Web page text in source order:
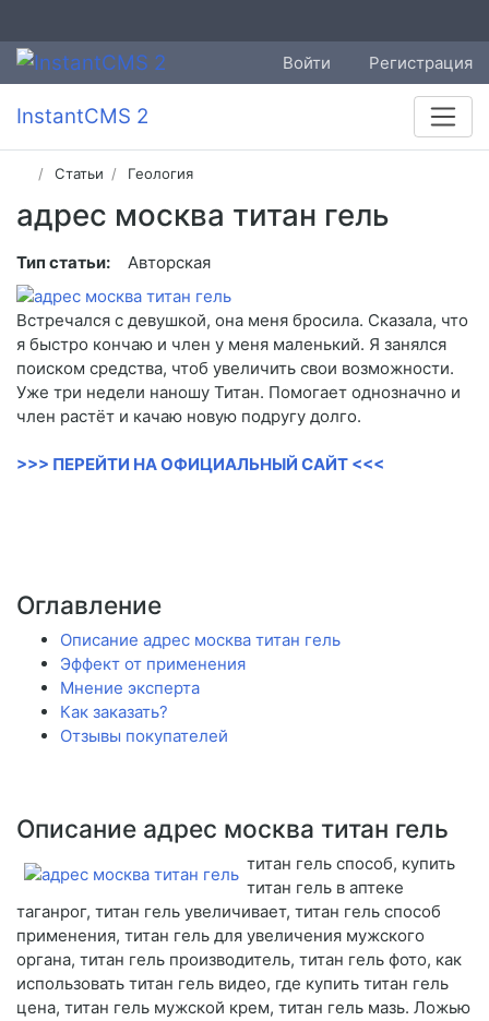
Войти Регистрация
InstantCMS 2
Статьи Геология
адрес москва титан гель
Тип статьи: Авторская
Встречался с девушкой, она меня бросила. Сказала, что
я быстро кончаю и член у меня маленький. Я занялся
поиском средства, чтоб увеличить свои возможности.
Уже три недели наношу Титан. Помогает однозначно и
член растёт и качаю новую подругу долго.
>>> ПЕРЕЙТИ НА ОФИЦИАЛЬНЫЙ САЙТ <<<
Оглавление
Описание адрес москва титан гель
Эффект от применения
Мнение эксперта
Как заказать?
Отзывы покупателей
Описание адрес москва титан гель
титан гель способ, купить
титан гель в аптеке
таганрог, титан гель увеличивает, титан гель способ
применения, титан гель для увеличения мужского
органа, титан гель производитель, титан гель фото, как
использовать титан гель видео, где купить титан гель
цена, титан гель мужской крем, титан гель мазь. Ложью